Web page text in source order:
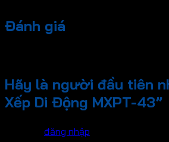
Đánh giá
Hãy là người đầu tiên
Xếp Di Động MXPT-43”
đăng nhập